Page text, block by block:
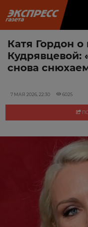
Катя Гордон
снова
7 МАЯ 2026, 22:30 6025